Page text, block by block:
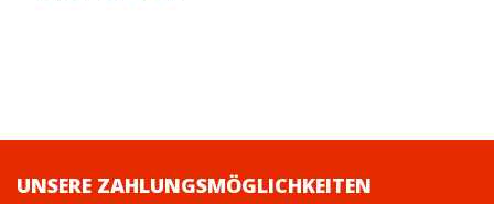
UNSERE ZAHLUNGSMÖGLICHKEITEN